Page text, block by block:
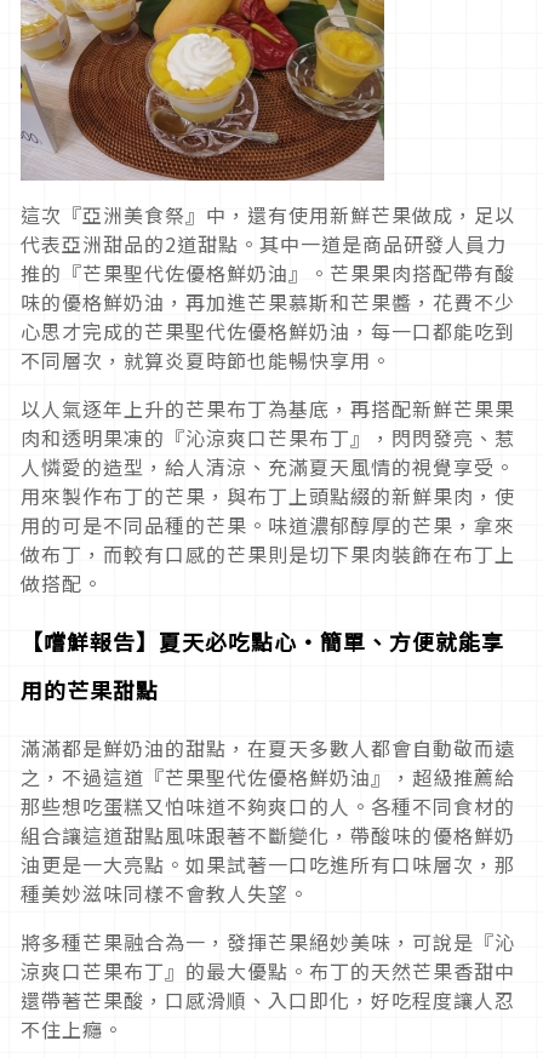
這次『亞洲美食祭』中，還有使用新鮮芒果做成，足以
代表亞洲甜品的2道甜點。其中一道是商品研發人員力
推的『芒果聖代佐優格鮮奶油』。芒果果肉搭配帶有酸
味的優格鮮奶油，再加進芒果慕斯和芒果醬，花費不少
心思才完成的芒果聖代佐優格鮮奶油，每一口都能吃到
不同層次，就算炎夏時節也能暢快享用。
以人氣逐年上升的芒果布丁為基底，再搭配新鮮芒果果
肉和透明果凍的『沁涼爽口芒果布丁』，閃閃發亮、惹
人憐愛的造型，給人清涼、充滿夏天風情的視覺享受。
用來製作布丁的芒果，與布丁上頭點綴的新鮮果肉，使
用的可是不同品種的芒果。味道濃郁醇厚的芒果，拿來
做布丁，而較有口感的芒果則是切下果肉裝飾在布丁上
做搭配。
【嚐鮮報告】夏天必吃點心・簡單、方便就能享
用的芒果甜點
滿滿都是鮮奶油的甜點，在夏天多數人都會自動敬而遠
之，不過這道『芒果聖代佐優格鮮奶油』，超級推薦給
那些想吃蛋糕又怕味道不夠爽口的人。各種不同食材的
組合讓這道甜點風味跟著不斷變化，帶酸味的優格鮮奶
油更是一大亮點。如果試著一口吃進所有口味層次，那
種美妙滋味同樣不會教人失望。
將多種芒果融合為一，發揮芒果絕妙美味，可說是『沁
涼爽口芒果布丁』的最大優點。布丁的天然芒果香甜中
還帶著芒果酸，口感滑順、入口即化，好吃程度讓人忍
不住上癮。